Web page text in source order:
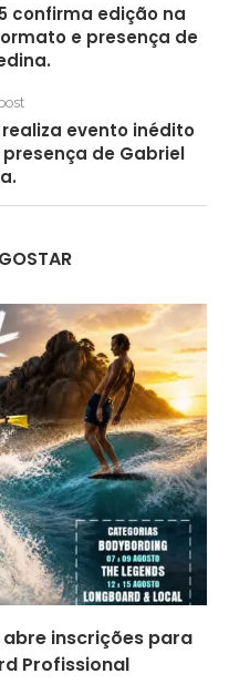
confirma edição na
e presença de
realiza evento inédito
de Gabriel
inscrições para
Profissional